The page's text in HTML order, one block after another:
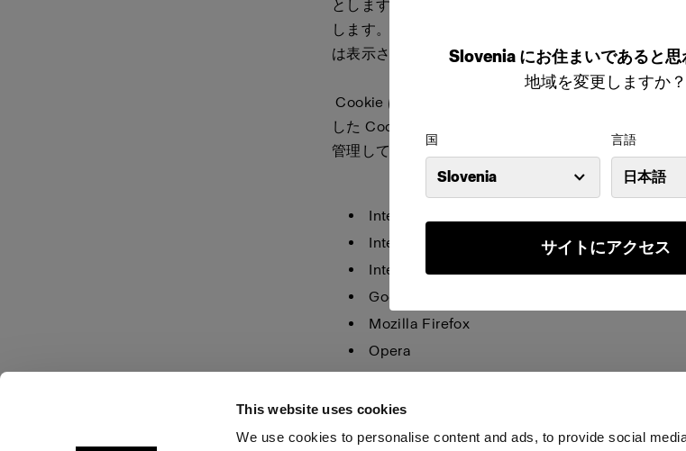
This website uses cookies
We use cookies to personalise content and ads, to provide social
Slovenia にお住まいであると思
地域を変更しますか？
国
Slovenia
言語
日本語
サイトにアクセス
とします。ブラウザ設定を開き、許可、ブロック、
します。Cookie をブロックまたは削除すると、
は表示されなくなり、一部の機能が動作しなくなる可
Cookie は、ブラウザごとに個別で管理する必要が
した Cookie は、そのブラウザのみに適用されます
管理してください。
Internet Explorer 6
Internet Explorer 7 & 8
Internet Explorer 9
Google Chrome
Mozilla Firefox
Opera
Safari